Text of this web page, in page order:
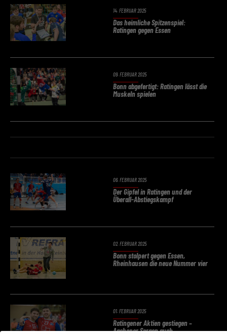
14. FEBRUAR 2025
Das heimliche Spitzenspiel:
Ratingen gegen Essen
09. FEBRUAR 2025
Bonn abgefertigt: Ratingen lässt die
Muskeln spielen
06. FEBRUAR 2025
Der Gipfel in Ratingen und der
Überall-Abstiegskampf
02. FEBRUAR 2025
Bonn stolpert gegen Essen,
Rheinhausen die neue Nummer vier
01. FEBRUAR 2025
Ratingener Aktien gestiegen –
Aachener Sorgen auch